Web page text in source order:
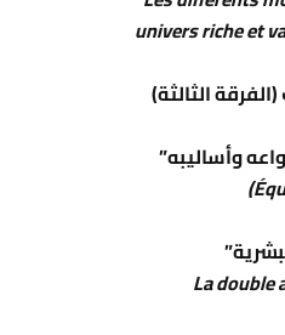
univers riche et
الثالثة)
وأساليبه”
(La